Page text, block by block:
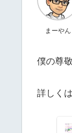
まーやん
僕の尊
詳しく